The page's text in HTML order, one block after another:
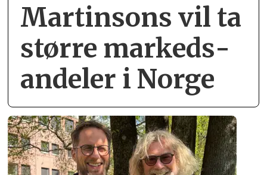
Martinsons vil ta
større markeds­
andeler i Norge